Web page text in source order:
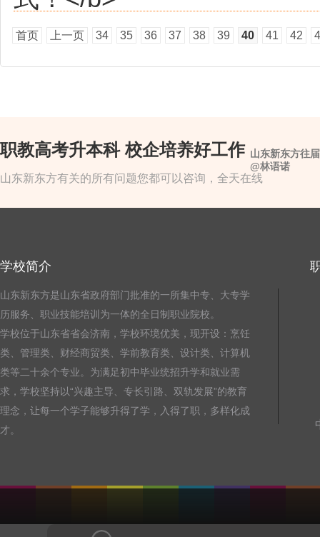
首页 上一页 34 35 36 37 38 39 40 41 42
职教高考升本科 校企培养好工作
山东新东方有关的所有问题您都可以咨询，全天在线
山东新东方往
@林语诺
学校简介
山东新东方是山东省政府部门批准的一所集中专、大专学
历服务、职业技能培训为一体的全日制职业院校。
学校位于山东省省会济南，学校环境优美，现开设：烹饪
类、管理类、财经商贸类、学前教育类、设计类、计算机
类等二十余个专业。为满足初中毕业统招升学和就业需
求，学校坚持以“兴趣主导、专长引路、双轨发展”的教育
理念，让每一个学子能够升得了学，入得了职，多样化成
才。